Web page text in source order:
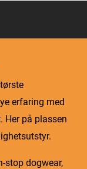
erfaring med
Her på plassen
stop dogwear,